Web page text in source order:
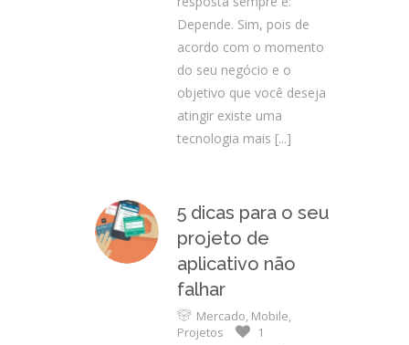
Depende. Sim, pois de
acordo com o momento
do seu negócio e o
objetivo que você deseja
atingir existe uma
tecnologia mais [...]
5 dicas para o seu
projeto de
aplicativo não
falhar
Mercado, Mobile,
Projetos
1